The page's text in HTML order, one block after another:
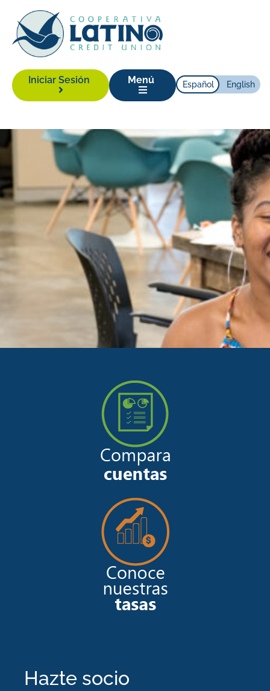
Iniciar Sesión Menú Español English
metas
Hazte socio